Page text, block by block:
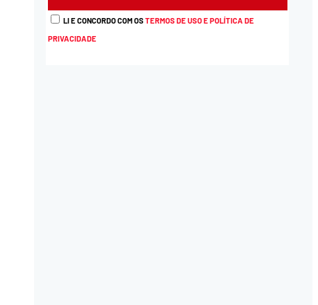
LI E CONCORDO COM OSTERMOS DE USO E POLÍTICA DE
PRIVACIDADE